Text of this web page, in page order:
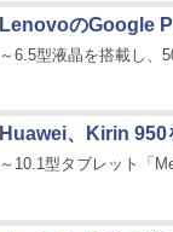
LenovoのGoogle
～6.5型液晶を搭載し、
Huawei、Kirin 950
～10.1型タブレット「